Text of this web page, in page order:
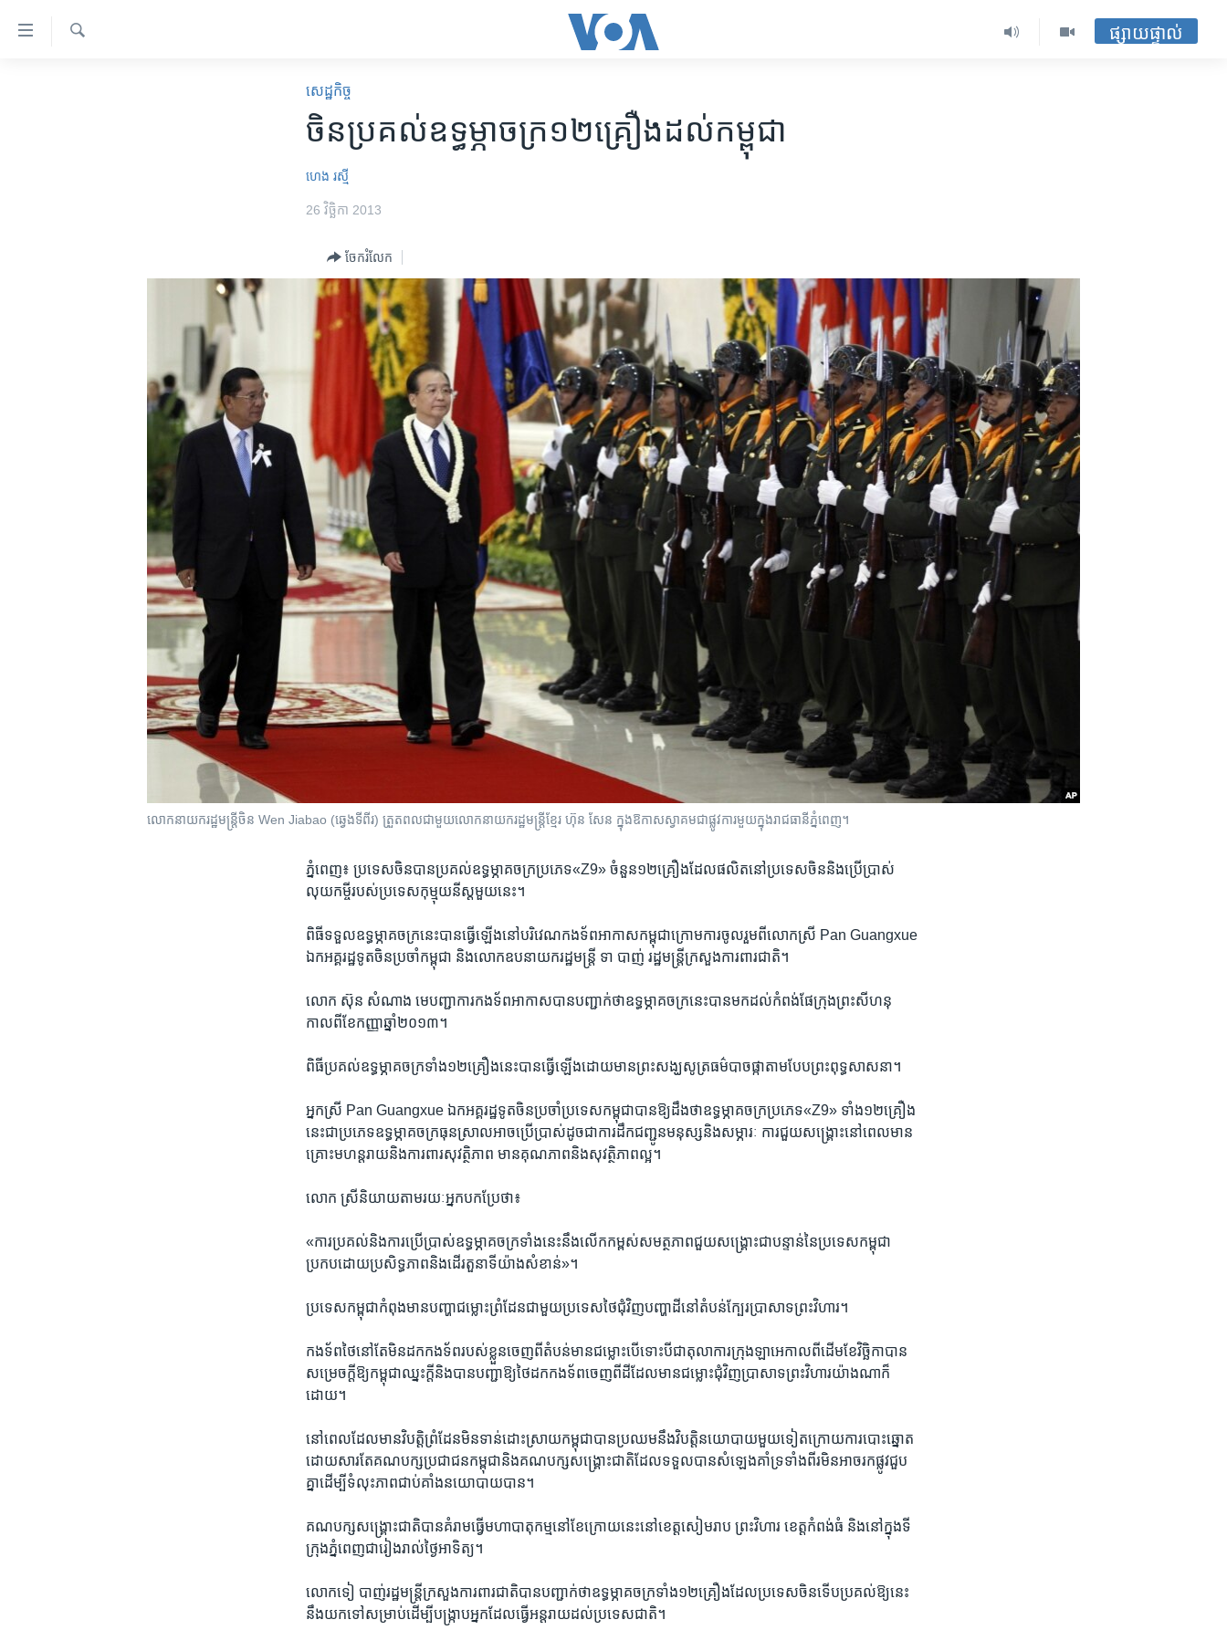
ទៅ​
ផ្សាយផ្ទាល់
សេដ្ឋកិច្ច
ចិន​ប្រគល់​ឧទ្ធម្ភាចក្រ​១២​គ្រឿង​ដល់​កម្ពុជា
ហេង រស្មី
26 វិច្ឆិកា 2013
ចែករំលែក
លោក​នាយក​រដ្ឋ​មន្រ្តី​ចិន Wen Jiabao (ឆ្វេង​ទី​ពីរ) ត្រួត​​ពល​ជាមួយ​លោក​នាយក​រដ្ឋ​មន្រ្តី​ខ្មែរ ហ៊ុន សែន ក្នុង​ឱកាស​ស្វាគម​ជា​ផ្លូវការ​មួយ​ក្នុង​រាជធានី​ភ្នំពេញ។
ភ្នំពេញ៖ ប្រទេស​ចិន​បាន​ប្រគល់​ឧទ្ធម្ភាគចក្រប្រភេទ«​Z9» ​ចំនួន​១២​គ្រឿង​ដែល​ផលិត​នៅ​ប្រទេស​ចិននិង​ប្រើប្រាស់​
លុយ​កម្ចីរបស់​ប្រទេស​កុម្មុយនីស្ត​មួយ​នេះ។
ពិធី​ទទួល​ឧទ្ធម្ភាគ​ចក្រ​នេះ​បាន​ធ្វើ​ឡើង​នៅ​បរិវេណកង​ទ័ព​អាកាស​កម្ពុជា​ក្រោម​ការ​ចូល​រួម​ពី​លោក​ស្រី​ Pan Guangxue​
ឯក​អគ្គរដ្ឋទូត​ចិន​ប្រចាំ​កម្ពុជា​ និង​លោក​ឧបនាយក​រដ្ឋ​មន្ត្រី​ ទា បាញ់​ រដ្ឋមន្ត្រី​ក្រសួង​ការពារ​ជាតិ។
លោក​ ស៊ុន សំណាង​ មេបញ្ជាការ​កងទ័ព​អាកាស​បាន​បញ្ជាក់​ថា​ឧទ្ធម្ភាគចក្រនេះ​បាន​មក​ដល់​កំពង់​ផែ​ក្រុង​ព្រះ​សីហនុ​
កាលពី​ខែកញ្ញា​ឆ្នាំ​២០១៣។​
ពិធី​ប្រគល់​ឧទ្ធម្ភាគចក្រទាំង​១២​គ្រឿង​នេះ​បាន​ធ្វើឡើង​ដោយ​មាន​ព្រះ​សង្ឃ​សូត្រ​ធម៌​បាច​ផ្កា​តាម​បែប​ព្រះ​ពុទ្ធ​សាសនា។​
អ្នក​ស្រី​ Pan Guangxue​ ឯក​អគ្គ​រដ្ឋទូត​ចិន​ប្រចាំ​ប្រទេស​កម្ពុជា​បាន​ឱ្យដឹង​ថា​ឧទ្ធម្ភាគចក្រប្រភេទ«​Z9»​ ​ទាំង​១២​គ្រឿង​
នេះ​ជា​ប្រភេទ​ឧទ្ធម្ភាគចក្រធុនស្រាល​អាច​ប្រើប្រាស់​ដូច​ជា​ការ​ដឹក​ជញ្ជូន​មនុស្ស​និង​សម្ភារៈ​ ការ​ជួយ​សង្គ្រោះ​នៅ​ពេល​មាន​
គ្រោះ​មហន្តរាយ​និង​ការ​ពារ​សុវត្ថិភាព​ មាន​គុណភាព​និង​សុវត្ថិភាព​ល្អ។​
លោក​ ស្រី​និយាយ​តាម​រយៈ​អ្នក​បក​ប្រែថា៖​
«​ការ​ប្រគល់​និង​ការ​ប្រើ​ប្រាស់​ឧទ្ធម្ភាគចក្រទាំង​នេះ​នឹង​លើក​កម្ពស់​សមត្ថភាព​ជួយ​សង្គ្រោះ​ជាបន្ទាន់​នៃ​ប្រទេស​កម្ពុជា​
ប្រកប​ដោយ​ប្រសិទ្ធភាព​និង​ដើរ​តួនាទី​យ៉ាង​សំខាន់»។​
ប្រទេស​កម្ពុជា​កំពុង​មាន​បញ្ហា​ជម្លោះ​ព្រំ​ដែន​ជាមួយ​ប្រទេស​ថៃ​ជុំវិញ​បញ្ហា​ដី​នៅ​តំបន់​ក្បែរ​ប្រាសាទ​ព្រះ​វិហារ។​
កងទ័ព​ថៃ​នៅ​តែ​មិន​ដក​កង​ទ័ព​របស់​ខ្លួន​ចេញ​ពី​តំបន់​មាន​ជម្លោះ​បើ​ទោះ​បីជា​តុលាការ​ក្រុង​ឡាអេ​កាល​ពី​ដើម​ខែ​វិច្ឆិកា​បាន​
សម្រេច​ក្តី​ឱ្យកម្ពុជា​ឈ្នះ​ក្តី​និង​បាន​បញ្ជា​ឱ្យថៃ​ដក​កង​ទ័ព​ចេញ​ពីដី​ដែល​មាន​ជម្លោះ​ជុំវិញ​ប្រាសាទ​ព្រះ​វិហារ​យ៉ាង​ណា​ក៏​
ដោយ។​
នៅ​ពេល​ដែល​មាន​វិបត្តិ​ព្រំដែន​មិន​ទាន់​ដោះ​ស្រាយ​កម្ពុជា​បាន​ប្រឈម​នឹង​វិបត្តិ​នយោបាយ​មួយ​ទៀត​ក្រោយ​ការ​បោះ​ឆ្នោត​
ដោយ​សារ​តែ​គណបក្ស​ប្រជាជន​កម្ពុជា​និង​គណបក្ស​សង្គ្រោះជាតិ​ដែល​ទទួល​បាន​សំឡេង​គាំទ្រ​ទាំង​ពីរ​មិន​អាច​រក​ផ្លូវ​ជួប​
គ្នា​ដើម្បី​ទំលុះ​ភាព​ជាប់​គាំង​នយោបាយ​បាន។​
គណបក្ស​សង្គ្រោះ​ជាតិ​បាន​គំរាម​ធ្វើ​មហា​បាតុកម្ម​នៅ​ខែ​ក្រោយ​នេះ​នៅ​ខេត្ត​សៀម​រាប​ ព្រះ​វិហារ​ ខេត្ត​កំពង់​ធំ​ និង​នៅ​ក្នុង​ទី​
ក្រុង​ភ្នំពេញ​ជារៀង​រាល់​ថ្ងៃ​អាទិត្យ។​
លោក​ទៀ បាញ់​រដ្ឋ​មន្ត្រី​ក្រសួង​ការ​ពារ​ជាតិ​បាន​បញ្ជាក់​ថា​ឧទ្ធម្ភាគចក្រ​ទាំង​១២​គ្រឿង​ដែល​ប្រទេស​ចិន​ទើប​ប្រគល់​ឱ្យនេះ​
នឹង​យក​ទៅ​សម្រាប់​ដើម្បីបង្ក្រាប​អ្នក​ដែល​ធ្វើ​អន្តរាយ​ដល់​ប្រទេស​ជាតិ។​